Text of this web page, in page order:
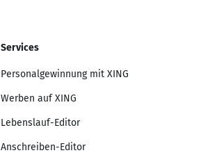
Services
Personalgewinnung mit XING
Werben auf XING
Lebenslauf-Editor
Anschreiben-Editor